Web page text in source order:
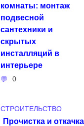
комнаты: монтаж
подвесной
сантехники и
скрытых
инсталляций в
интерьере
0
СТРОИТЕЛЬСТВО
Прочистка и откачка